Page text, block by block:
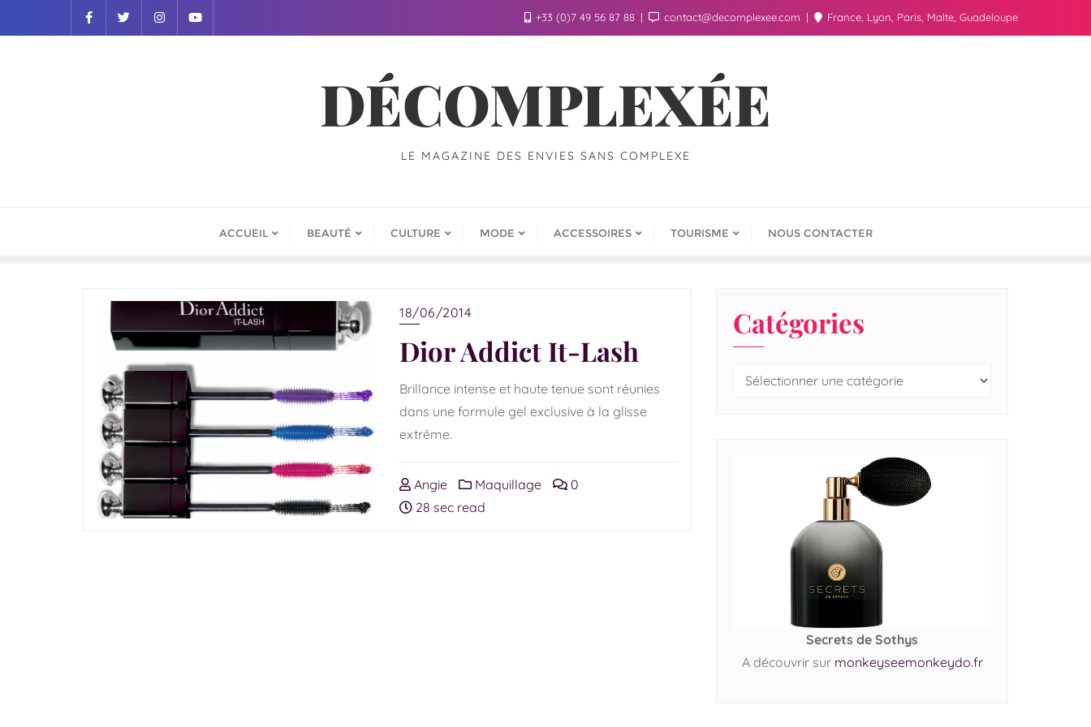
+33 (0)7 49 56 87 88 contact@decomplexee.com France, Lyon, Paris, Malte, Guadeloupe
DÉCOMPLEXÉE
LE MAGAZINE DES ENVIES SANS COMPLEXE
ACCUEIL BEAUTÉ CULTURE MODE ACCESSOIRES TOURISME NOUS CONTACTER
18/06/2014
Dior Addict It-Lash
Brillance intense et haute tenue sont réunies
dans une formule gel exclusive à la glisse
extrême.
Angie Maquillage
0
28 sec read
Catégories
Secrets de Sothys
A découvrir sur monkeyseemonkeydo.fr